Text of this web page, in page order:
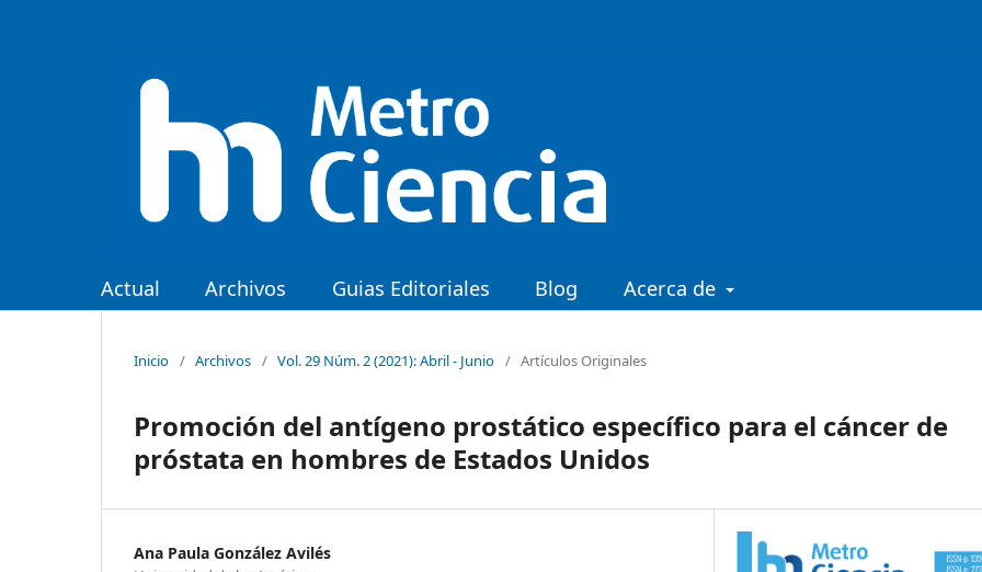
Actual Archivos Guias Editoriales Blog Acerca de
Inicio / Archivos / Vol. 29 Núm. 2 (2021): Abril - Junio / Artículos Originales
Promoción del antígeno prostático específico para el cáncer de
próstata en hombres de Estados Unidos
Ana Paula González Avilés